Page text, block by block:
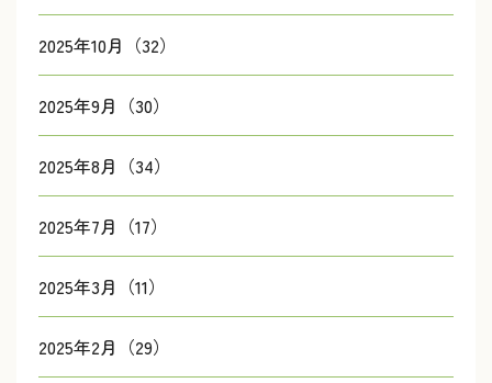
2025年10月（32）
2025年9月（30）
2025年8月（34）
2025年7月（17）
2025年3月（11）
2025年2月（29）